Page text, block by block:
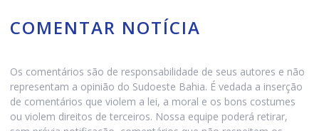
COMENTAR NOTÍCIA
Os comentários são de responsabilidade de seus autores e não
representam a opinião do Sudoeste Bahia. É vedada a inserção
de comentários que violem a lei, a moral e os bons costumes
ou violem direitos de terceiros. Nossa equipe poderá retirar,